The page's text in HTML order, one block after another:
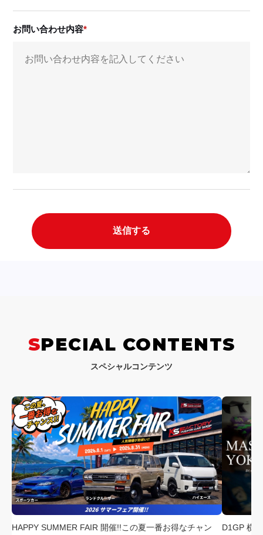
お問い合わせ内容
SPECIAL CONTENTS
スペシャルコンテンツ
HAPPY SUMMER FAIR 開催!!この夏一番お得なチャン
D1GP 横